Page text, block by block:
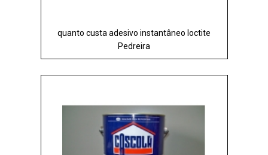
quanto custa adesivo instantâneo loctite
Pedreira